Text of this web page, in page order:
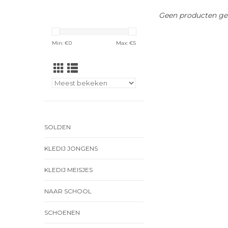
Min: €0 Max: €5
SOLDEN
KLEDIJ JONGENS
KLEDIJ MEISJES
NAAR SCHOOL
SCHOENEN
Geen producten